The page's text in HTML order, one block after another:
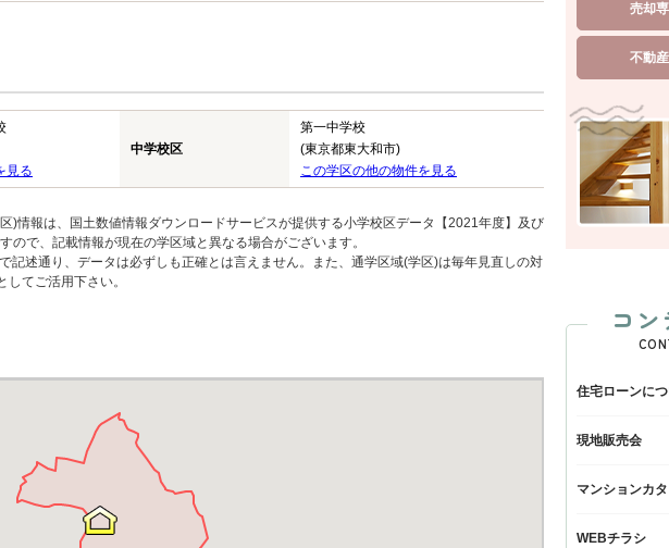
見る
中学校区
第一中学校
(東京都東大和市)
この学区の他の物件を見る
)情報は、国土数値情報ダウンロードサービスが提供する小学校区データ【2021年度】及び
で、記載情報が現在の学区域と異なる場合がございます。
記述通り、データは必ずしも正確とは言えません。また、通学区域(学区)は毎年見直しの対
てご活用下さい。
売却
不動
コ
住宅ローンに
現地販売会
マンションカ
WEBチラシ